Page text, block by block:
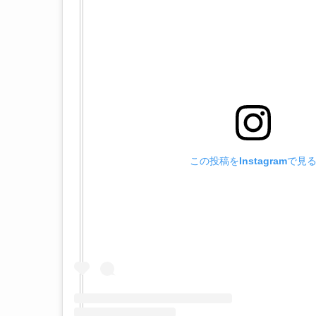
この投稿をInstagramで見る